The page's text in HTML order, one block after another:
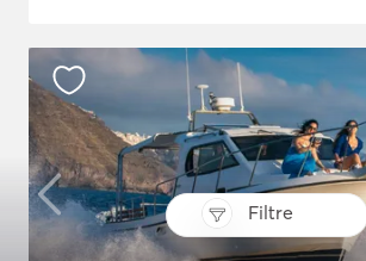
Filtre